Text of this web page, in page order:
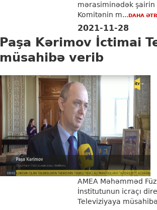
mərasiminədək
Komitənin m...DAHA
2021-11-28
Paşa Kərimov İctimai
müsahibə verib
AMEA Məhəmməd
İnstitutunun icraçı
Televiziyaya